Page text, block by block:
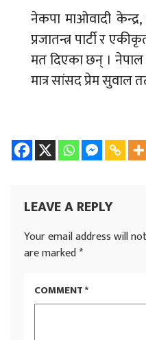
नेकपा माओवादी केन्द्र,
प्रजातन्त्र पार्टी र
मत दिएका छन् ।
मात्र सांसद प्रेम सुवाल
LEAVE A REPLY
Your email address will
are marked*
COMMENT*